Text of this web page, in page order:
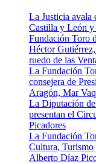
La Justicia
Castilla y León y
Fundación Toro
Héctor
ruedo de las
La Fundación
consejera de
Aragón, Mar
La Diputación
presentan el
Picadores
La Fundación
Cultura, Turismo
Alberto Díaz